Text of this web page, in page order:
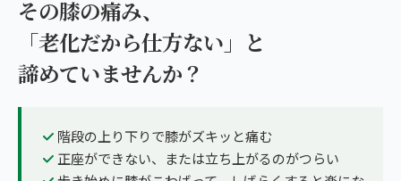
その膝の痛み、
「老化だから仕方ない」と
諦めていませんか？
階段の上り下りで膝がズキッと痛む
正座ができない、または立ち上がるのがつらい